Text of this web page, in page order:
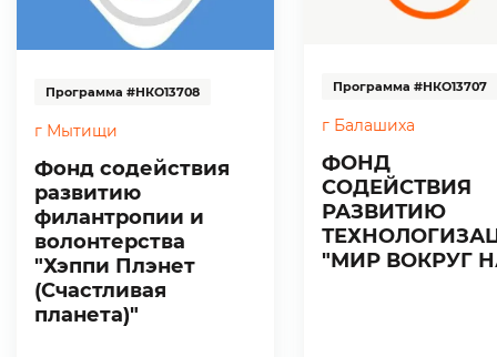
Программа #НКО13708
г Мытищи
Фонд содействия
развитию
филантропии и
волонтерства
"Хэппи Плэнет
(Счастливая
планета)"
Программа #НКО13707
г Балашиха
ФОНД
СОДЕЙСТВИЯ
РАЗВИТИЮ
"МИР ВОКРУГ